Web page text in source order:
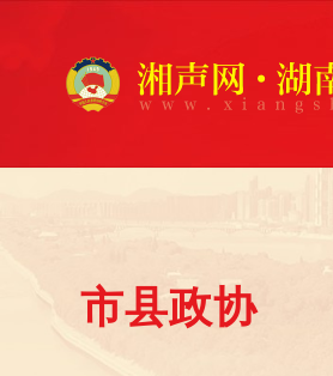
市县政协